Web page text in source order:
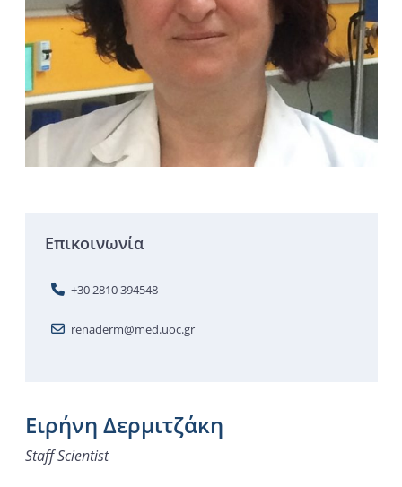
Επικοινωνία
+30 2810 394548
renaderm@med.uoc.gr
Ειρήνη Δερμιτζάκη
Staff Scientist